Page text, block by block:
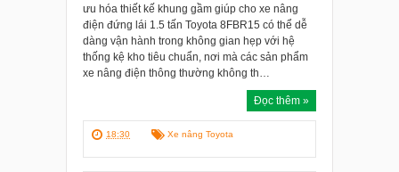
ưu hóa thiết kế khung gầm giúp cho xe nâng
điện đứng lái 1.5 tấn Toyota 8FBR15 có thể dễ
dàng vận hành trong không gian hẹp với hệ
thống kệ kho tiêu chuẩn, nơi mà các sản phẩm
xe nâng điện thông thường không th…
Đọc thêm »
18:30 Xe nâng Toyota